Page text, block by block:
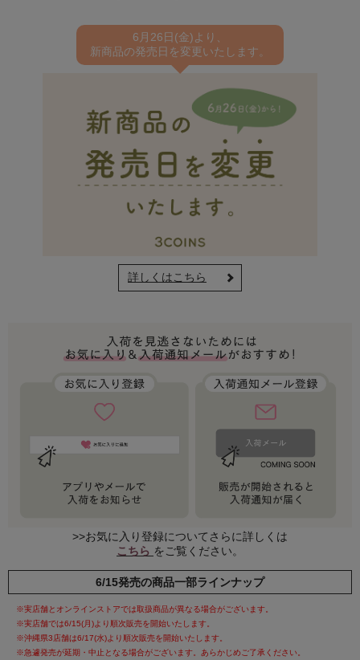
6月26日(金)より、
新商品の発売日を変更いたします。
詳しくはこちら
>>お気に入り登録についてさらに詳しくは
こちら をご覧ください。
6/15発売の商品一部ラインナップ
※実店舗とオンラインストアでは取扱商品が異なる場合がございます。
※実店舗では6/15(月)より順次販売を開始いたします。
※沖縄県3店舗は6/17(水)より順次販売を開始いたします。
※急遽発売が延期・中止となる場合がございます。あらかじめご了承ください。